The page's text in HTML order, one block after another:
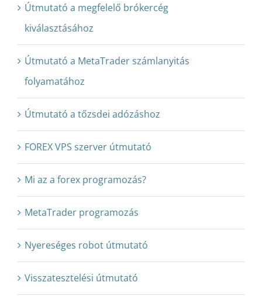
Útmutató a megfelelő brókercég
kiválasztásához
Útmutató a MetaTrader számlanyitás
folyamatához
Útmutató a tőzsdei adózáshoz
FOREX VPS szerver útmutató
Mi az a forex programozás?
MetaTrader programozás
Nyereséges robot útmutató
Visszatesztelési útmutató